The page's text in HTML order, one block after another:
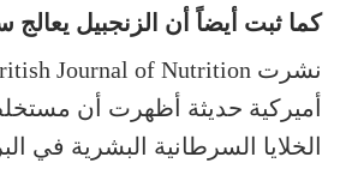
كما ثبت أيضاً أن الزنجبيل
أميركية حديثة أظهرت أن
الخلايا السرطانية البشرية في